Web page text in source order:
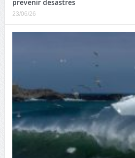
prevenir desastres
23/06/26